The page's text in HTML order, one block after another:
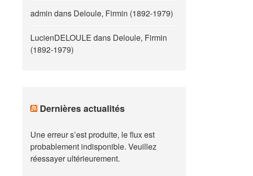
admin dans Deloule, Firmin (1892-1979)
LucienDELOULE dans Deloule, Firmin
(1892-1979)
Dernières actualités
Une erreur s’est produite, le flux est
probablement indisponible. Veuillez
réessayer ultérieurement.